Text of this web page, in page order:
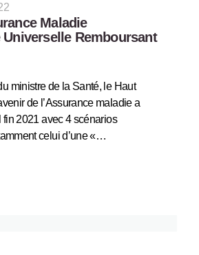
Maladie
Remboursant
ministre de la Santé, le Haut
de l’Assurance maladie a
fin 2021 avec 4 scénarios
celui d’une «…